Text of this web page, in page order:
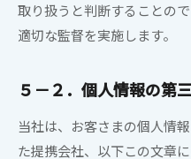
取り扱うと判断することの
適切な監督を実施します。
５－２．個人情報の第
当社は、お客さまの個人情
た提携会社、以下この文章